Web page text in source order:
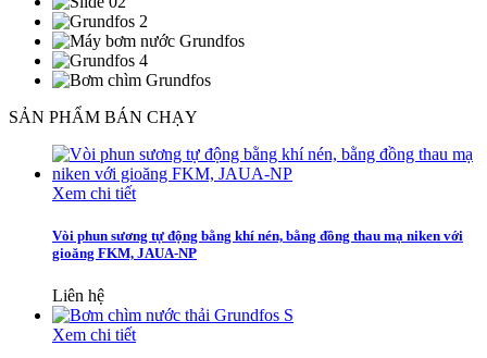
SẢN PHẨM BÁN CHẠY
Xem chi tiết
Vòi phun sương tự động bằng khí nén, bằng đồng thau mạ niken với
gioăng FKM, JAUA-NP
Liên hệ
Xem chi tiết